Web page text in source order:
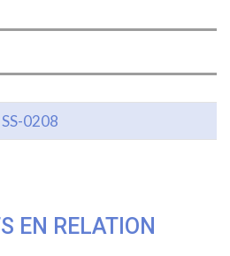
SS-0208
EN RELATION